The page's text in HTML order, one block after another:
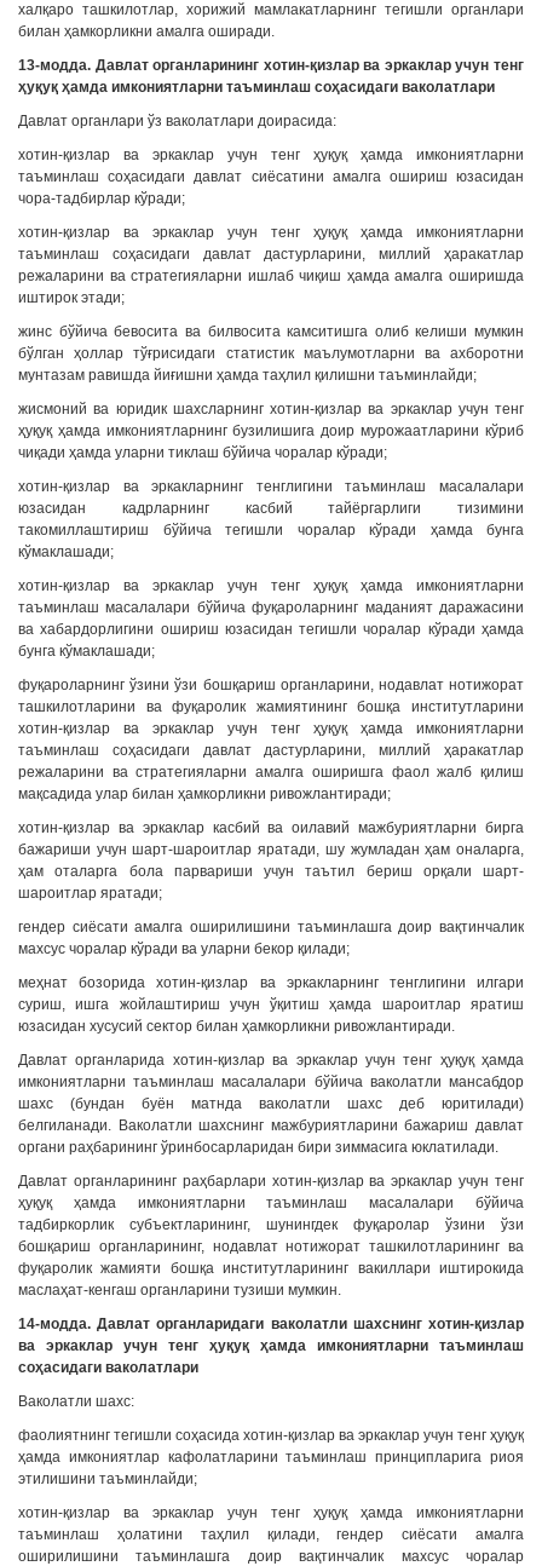
халқаро ташкилотлар, хорижий мамлакатларнинг тегишли органлари
билан ҳамкорликни амалга оширади.
13-модда. Давлат органларининг хотин-қизлар ва эркаклар учун тенг
ҳуқуқ ҳамда имкониятларни таъминлаш соҳасидаги ваколатлари
Давлат органлари ўз ваколатлари доирасида:
хотин-қизлар ва эркаклар учун тенг ҳуқуқ ҳамда имкониятларни
таъминлаш соҳасидаги давлат сиёсатини амалга ошириш юзасидан
чора-тадбирлар кўради;
хотин-қизлар ва эркаклар учун тенг ҳуқуқ ҳамда имкониятларни
таъминлаш соҳасидаги давлат дастурларини, миллий ҳаракатлар
режаларини ва стратегияларни ишлаб чиқиш ҳамда амалга оширишда
иштирок этади;
жинс бўйича бевосита ва билвосита камситишга олиб келиши мумкин
бўлган ҳоллар тўғрисидаги статистик маълумотларни ва ахборотни
мунтазам равишда йиғишни ҳамда таҳлил қилишни таъминлайди;
жисмоний ва юридик шахсларнинг хотин-қизлар ва эркаклар учун тенг
ҳуқуқ ҳамда имкониятларнинг бузилишига доир мурожаатларини кўриб
чиқади ҳамда уларни тиклаш бўйича чоралар кўради;
хотин-қизлар ва эркакларнинг тенглигини таъминлаш масалалари
юзасидан кадрларнинг касбий тайёргарлиги тизимини
такомиллаштириш бўйича тегишли чоралар кўради ҳамда бунга
кўмаклашади;
хотин-қизлар ва эркаклар учун тенг ҳуқуқ ҳамда имкониятларни
таъминлаш масалалари бўйича фуқароларнинг маданият даражасини
ва хабардорлигини ошириш юзасидан тегишли чоралар кўради ҳамда
бунга кўмаклашади;
фуқароларнинг ўзини ўзи бошқариш органларини, нодавлат нотижорат
ташкилотларини ва фуқаролик жамиятининг бошқа институтларини
хотин-қизлар ва эркаклар учун тенг ҳуқуқ ҳамда имкониятларни
таъминлаш соҳасидаги давлат дастурларини, миллий ҳаракатлар
режаларини ва стратегияларни амалга оширишга фаол жалб қилиш
мақсадида улар билан ҳамкорликни ривожлантиради;
хотин-қизлар ва эркаклар касбий ва оилавий мажбуриятларни бирга
бажариши учун шарт-шароитлар яратади, шу жумладан ҳам оналарга,
ҳам оталарга бола парвариши учун таътил бериш орқали шарт-
шароитлар яратади;
гендер сиёсати амалга оширилишини таъминлашга доир вақтинчалик
махсус чоралар кўради ва уларни бекор қилади;
меҳнат бозорида хотин-қизлар ва эркакларнинг тенглигини илгари
суриш, ишга жойлаштириш учун ўқитиш ҳамда шароитлар яратиш
юзасидан хусусий сектор билан ҳамкорликни ривожлантиради.
Давлат органларида хотин-қизлар ва эркаклар учун тенг ҳуқуқ ҳамда
имкониятларни таъминлаш масалалари бўйича ваколатли мансабдор
шахс (бундан буён матнда ваколатли шахс деб юритилади)
белгиланади. Ваколатли шахснинг мажбуриятларини бажариш давлат
органи раҳбарининг ўринбосарларидан бири зиммасига юклатилади.
Давлат органларининг раҳбарлари хотин-қизлар ва эркаклар учун тенг
ҳуқуқ ҳамда имкониятларни таъминлаш масалалари бўйича
тадбиркорлик субъектларининг, шунингдек фуқаролар ўзини ўзи
бошқариш органларининг, нодавлат нотижорат ташкилотларининг ва
фуқаролик жамияти бошқа институтларининг вакиллари иштирокида
маслаҳат-кенгаш органларини тузиши мумкин.
14-модда. Давлат органларидаги ваколатли шахснинг хотин-қизлар
ва эркаклар учун тенг ҳуқуқ ҳамда имкониятларни таъминлаш
соҳасидаги ваколатлари
Ваколатли шахс:
фаолиятнинг тегишли соҳасида хотин-қизлар ва эркаклар учун тенг ҳуқуқ
ҳамда имкониятлар кафолатларини таъминлаш принципларига риоя
этилишини таъминлайди;
хотин-қизлар ва эркаклар учун тенг ҳуқуқ ҳамда имкониятларни
таъминлаш ҳолатини таҳлил қилади, гендер сиёсати амалга
оширилишини таъминлашга доир вақтинчалик махсус чоралар